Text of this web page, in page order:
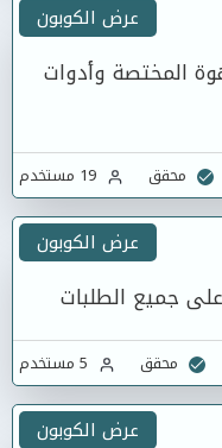
المختصة وأدوات
عرض الكوبون
محقق
عرض الكوبون
محقق
عرض الكوبون